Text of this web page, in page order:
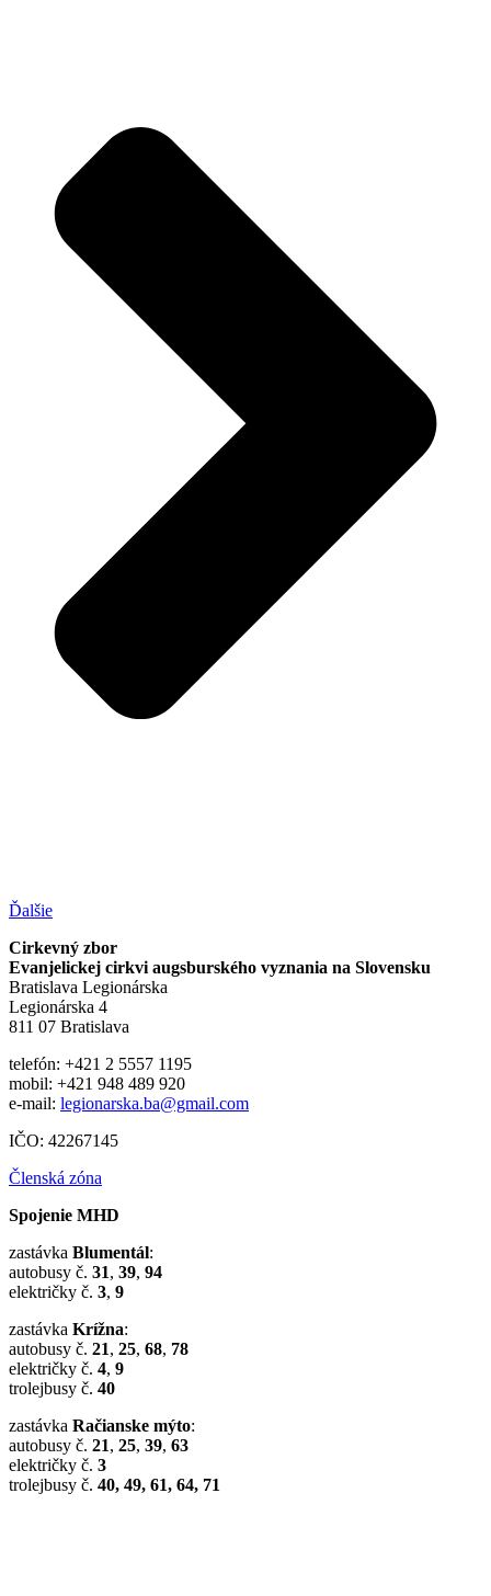
Ďalšie
Cirkevný zbor
Evanjelickej cirkvi augsburského vyznania na Slovensku
Bratislava Legionárska
Legionárska 4
811 07 Bratislava
telefón: +421 2 5557 1195
mobil: +421 948 489 920
e-mail: legionarska.ba@gmail.com
IČO: 42267145
Členská zóna
Spojenie MHD
zastávka Blumentál:
autobusy č. 31, 39, 94
električky č. 3, 9
zastávka Krížna:
autobusy č. 21, 25, 68, 78
električky č. 4, 9
trolejbusy č. 40
zastávka Račianske mýto:
autobusy č. 21, 25, 39, 63
električky č. 3
trolejbusy č. 40, 49, 61, 64, 71